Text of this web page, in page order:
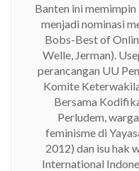
Banten ini
menjadi nominasi
Bobs-Best of
Welle, Jerman).
perancangan UU
Komite
Bersama
Perludem,
feminisme di
2012) dan isu hak
International